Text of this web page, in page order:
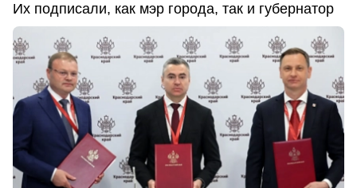
Их подписали, как мэр города, так и губернатор